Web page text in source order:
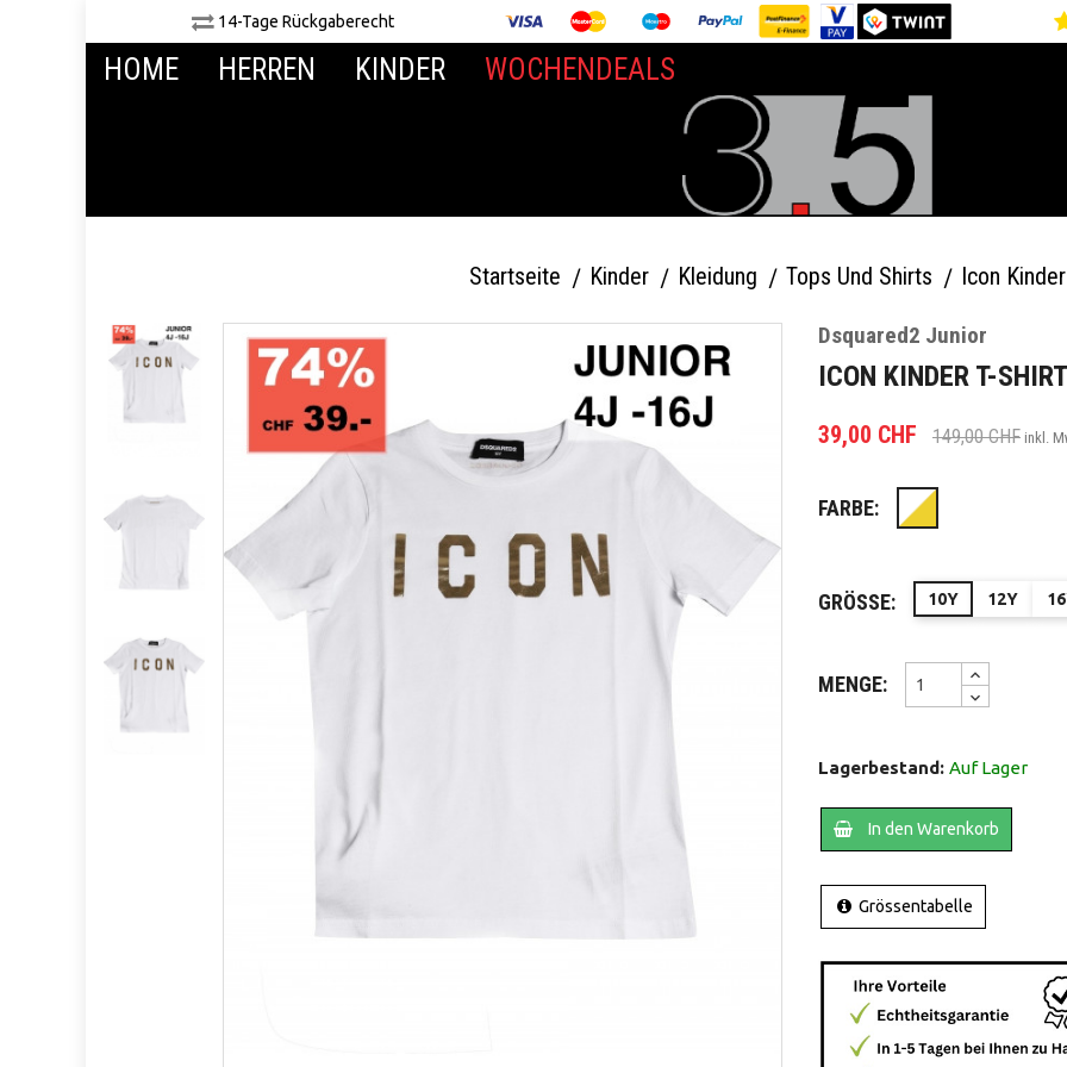
14-Tage Rückgaberecht
HOME HERREN KINDER WOCHENDEALS
Startseite Kinder Kleidung Tops Und Shirts Icon
Dsquared2 Junior
ICON KINDER T-SHIRT
39,00 CHF 149,00 CHF inkl.
FARBE: Weiss/Gold
GRÖSSE: 10Y 12Y
MENGE:
Lagerbestand: Auf Lager
In den Warenkorb
Grössentabelle